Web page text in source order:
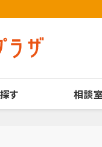
す 相談